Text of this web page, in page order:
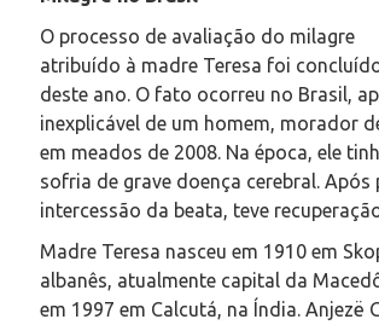
O processo de avaliação do milagre
atribuído à madre Teresa foi
deste ano. O fato ocorreu no Brasil,
inexplicável de um homem, morador
em meados de 2008. Na época, ele
sofria de grave doença cerebral. Após
intercessão da beata, teve
Madre Teresa nasceu em 1910 em
albanês, atualmente capital da
em 1997 em Calcutá, na Índia. Anjezë